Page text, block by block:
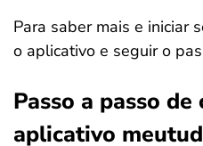
Para saber mais e iniciar
o aplicativo e seguir o
Passo a passo
aplicativo